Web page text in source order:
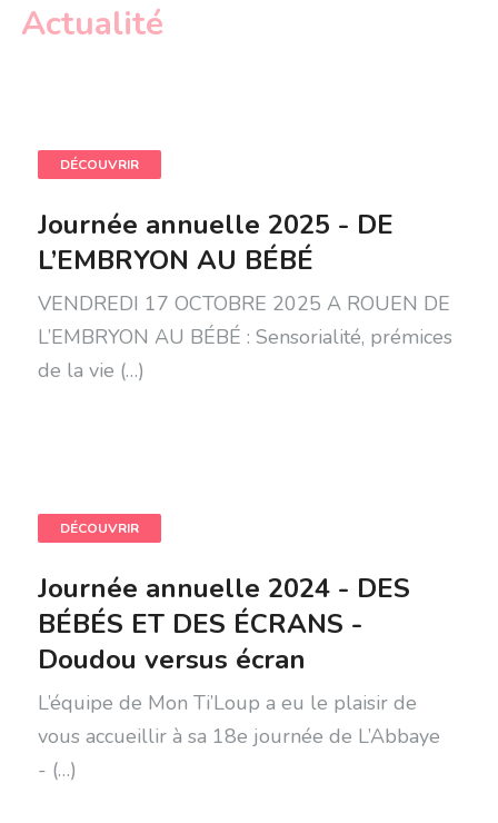
Actualité
DÉCOUVRIR
Journée annuelle 2025 - DE
L’EMBRYON AU BÉBÉ
VENDREDI 17 OCTOBRE 2025 A ROUEN DE
L’EMBRYON AU BÉBÉ : Sensorialité, prémices
de la vie (…)
DÉCOUVRIR
Journée annuelle 2024 - DES
BÉBÉS ET DES ÉCRANS -
Doudou versus écran
L’équipe de Mon Ti’Loup a eu le plaisir de
vous accueillir à sa 18e journée de L’Abbaye
- (…)